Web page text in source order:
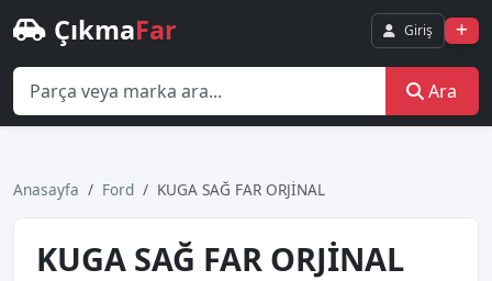
ÇıkmaFar Giriş
Ara
Anasayfa Ford KUGA SAĞ FAR ORJİNAL
KUGA SAĞ FAR ORJİNAL